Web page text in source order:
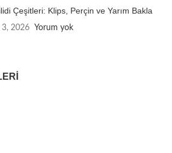
Çeşitleri: Klips, Perçin ve Yarım Bakla
3, 2026 Yorum yok